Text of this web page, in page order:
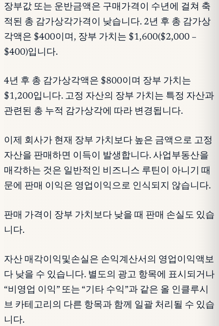
장부값 또는 운반금액은 구매가격이 수년에 걸쳐 축
적된 총 감가상각가격이 낮습니다. 2년 후 총 감가상
각액은 $400이며, 장부 가치는 $1,600($2,000 –
$400)입니다.
4년 후 총 감가상각액은 $800이며 장부 가치는
$1,200입니다. 고정 자산의 장부 가치는 특정 자산과
관련된 총 누적 감가상각에 따라 변경됩니다.
이제 회사가 현재 장부 가치보다 높은 금액으로 고정
자산을 판매하면 이득이 발생합니다. 사업부동산을
매각하는 것은 일반적인 비즈니스 루틴이 아니기 때
문에 판매 이익은 영업이익으로 인식되지 않습니다.
판매 가격이 장부 가치보다 낮을 때 판매 손실도 있습
니다.
자산 매각이익및손실은 손익계산서의 영업이익액보
다 낮을 수 있습니다. 별도의 광고 항목에 표시되거나
“비영업 이익” 또는 “기타 수익”과 같은 올 인클루시
브 카테고리의 다른 항목과 함께 일괄 처리될 수 있습
니다.